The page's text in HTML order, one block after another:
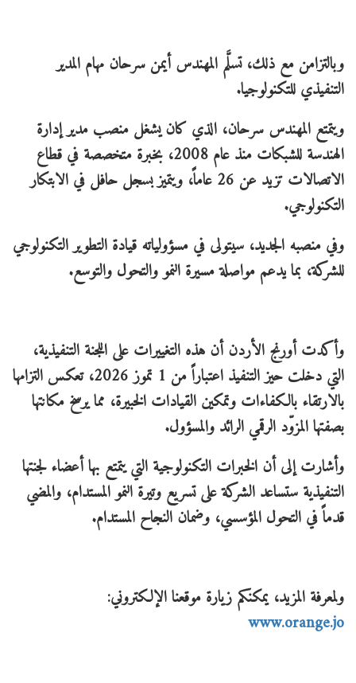
وبالتزامن مع ذلك، تسلَّم المهندس أيمن سرحان مهام المدير
التنفيذي للتكنولوجيا.
ويتمتع المهندس سرحان، الذي كان يشغل منصب مدير إدارة
الهندسة للشبكات منذ عام 2008، بخبرة متخصصة في قطاع
الاتصالات تزيد عن 26 عاماً، ويتميز بسجل حافل في الابتكار
التكنولوجي.
وفي منصبه الجديد، سيتولى في مسؤولياته قيادة التطوير التكنولوجي
للشركة، بما يدعم مواصلة مسيرة النمو والتحول والتوسع.
وأكدت أورنج الأردن أن هذه التغييرات على اللجنة التنفيذية،
التي دخلت حيز التنفيذ اعتباراً من 1 تموز 2026، تعكس التزامها
بالارتقاء بالكفاءات وتمكين القيادات الخبيرة، مما يرسخ مكانتها
بصفتها المزوّد الرقمي الرائد والمسؤول.
وأشارت إلى أن الخبرات التكنولوجية التي يتمتع بها أعضاء لجنتها
التنفيذية ستساعد الشركة على تسريع وتيرة النمو المستدام، والمضي
قدماً في التحول المؤسسي، وضمان النجاح المستدام.
ولمعرفة المزيد، يمكنكم زيارة موقعنا الإلكتروني:
www.orange.jo